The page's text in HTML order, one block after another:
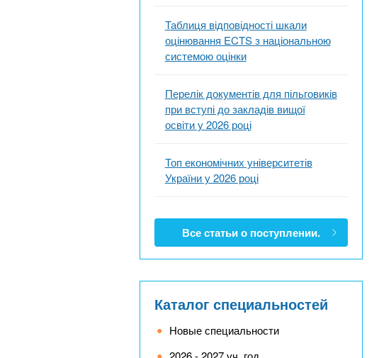
Таблиця відповідності шкали
оцінювання ECTS з національною
системою оцінки
Перелік документів для пільговиків
при вступі до закладів вищої
освіти у 2026 році
Топ економічних університетів
України у 2026 році
Все статьи о поступлении.
Каталог специальностей
Новые специальности